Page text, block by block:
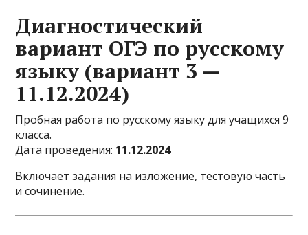
Диагностический
вариант ОГЭ по русскому
языку (вариант 3 —
11.12.2024)
Пробная работа по русскому языку для учащихся 9
класса.
Дата проведения: 11.12.2024
Включает задания на изложение, тестовую часть
и сочинение.